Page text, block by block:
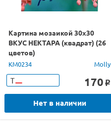
Картина мозаикой 30х30
ВКУС НЕКТАРА (квадрат) (26
цветов)
KM0234 Molly
Т 170 o
Нет в наличии